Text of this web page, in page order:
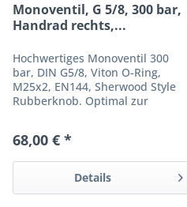
Monoventil, G 5/8, 300 bar,
Handrad rechts,...
Hochwertiges Monoventil 300
bar, DIN G5/8, Viton O-Ring,
M25x2, EN144, Sherwood Style
Rubberknob. Optimal zur
Steigrohr. __________________
Angaben gem. GPSR: Dies ist ein
68,00 € *
Details